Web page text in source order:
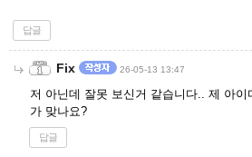
답글
Fix 26-05-13 13:47
저 아닌데 잘못 보신거 같습니다.. 제 아이
가 맞나요?
답글